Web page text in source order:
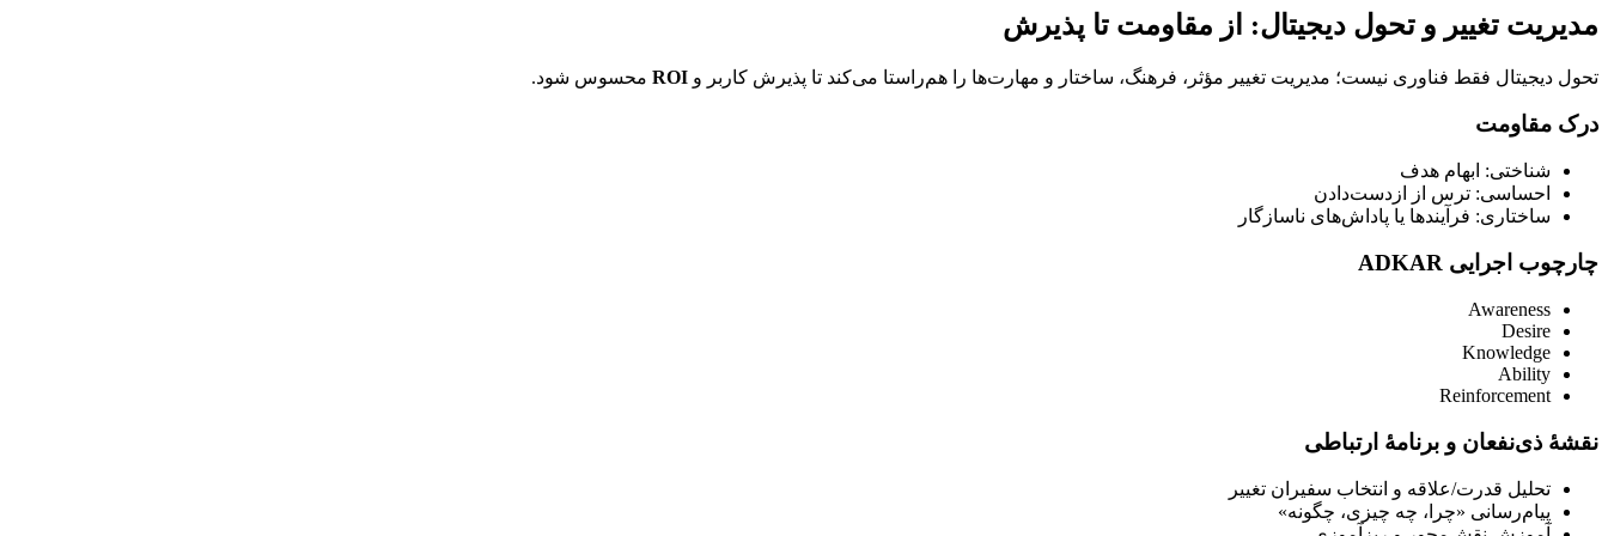
مدیریت تغییر و تحول دیجیتال: از مقاومت تا پذیرش
تحول دیجیتال فقط فناوری نیست؛ مدیریت تغییر مؤثر، فرهنگ، ساختار و مهارت‌ها را هم‌راستا می‌کند تا پذیرش کاربر و ROI محسوس شود.
درک مقاومت
شناختی: ابهام هدف
احساسی: ترس از از‌دست‌دادن
ساختاری: فرآیندها یا پاداش‌های ناسازگار
چارچوب اجرایی ADKAR
Awareness
Desire
Knowledge
Ability
Reinforcement
نقشهٔ ذی‌نفعان و برنامهٔ ارتباطی
تحلیل قدرت/علاقه و انتخاب سفیران تغییر
پیام‌رسانی «چرا، چه چیزی، چگونه»